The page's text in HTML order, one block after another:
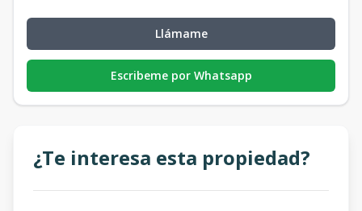
Llámame
Escribeme por Whatsapp
¿Te interesa esta propiedad?